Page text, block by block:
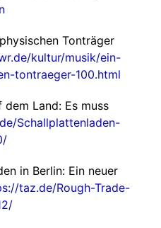
Tonträger
kultur/musik/ein-
tontraeger-100.html
Land: Es muss
Schallplattenladen-
in Berlin: Ein neuer
taz.de/Rough-Trade-